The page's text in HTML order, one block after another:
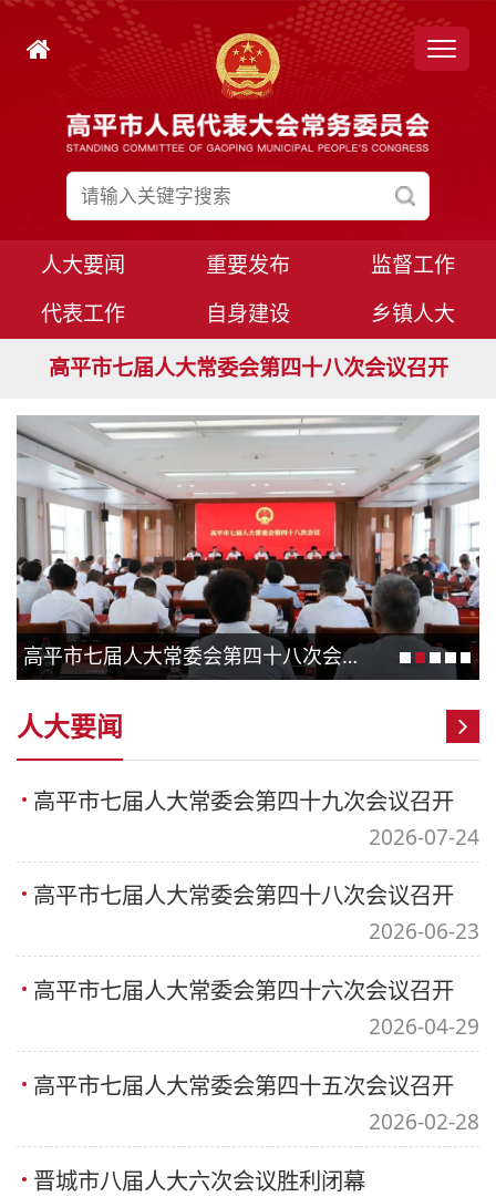
人大要闻 重要发布
监督工作
代表工作
自身建设
乡镇人大
高平市七届人大八次会议胜利闭幕
高平市七届人大常委会第四十九次会议召开
高平市七届人大常委会第四十八次会议召开
高平市七届人大常委会第四十八次会议召开
人大要闻
高平市七届人大常委会第四十九次会议召开
2026-07-24
高平市七届人大常委会第四十八次会议召开
2026-06-23
高平市七届人大常委会第四十六次会议召开
2026-04-29
高平市七届人大常委会第四十五次会议召开
2026-02-28
晋城市八届人大六次会议胜利闭幕